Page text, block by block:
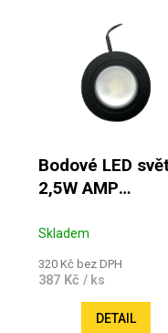
Výpis produktů
Bodové LED
2,5W AMP
Skladem
320 Kč bez DPH
387 Kč / ks
DETAIL